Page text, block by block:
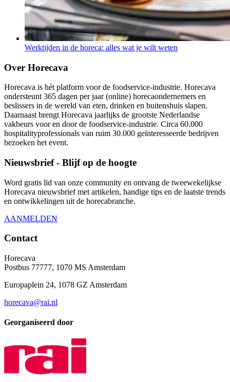
Werktijden in de horeca: alles wat je wilt weten
Over Horecava
Horecava is hét platform voor de foodservice-industrie. Horecava
ondersteunt 365 dagen per jaar (online) horecaondernemers en
beslissers in de wereld van eten, drinken en buitenshuis slapen.
Daarnaast brengt Horecava jaarlijks de grootste Nederlandse
vakbeurs voor en door de foodservice-industrie. Circa 60.000
hospitalityprofessionals van ruim 30.000 geïnteresseerde bedrijven
bezoeken het event.
Nieuwsbrief - Blijf op de hoogte
Word gratis lid van onze community en ontvang de tweewekelijkse
Horecava nieuwsbrief met artikelen, handige tips en de laatste trends
en ontwikkelingen uit de horecabranche.
AANMELDEN
Contact
Horecava
Postbus 77777, 1070 MS Amsterdam
Europaplein 24, 1078 GZ Amsterdam
horecava@rai.nl
Georganiseerd door